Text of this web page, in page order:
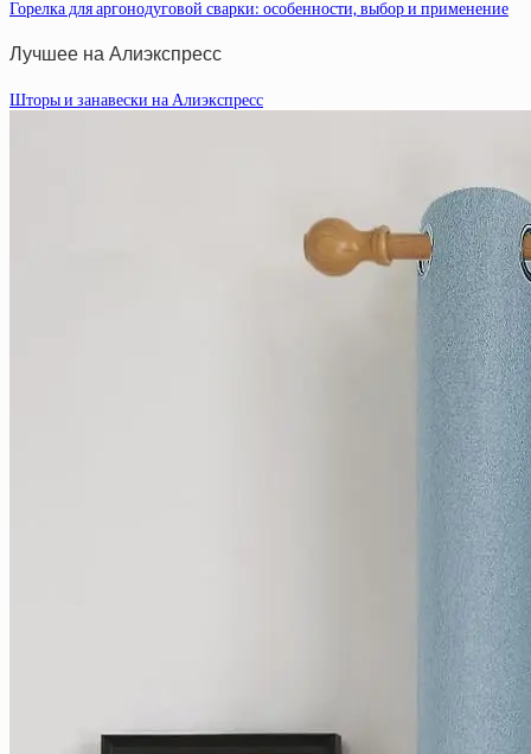
Горелка для аргонодуговой сварки: особенности, выбор и применение
Лучшее на Алиэкспресс
Шторы и занавески на Алиэкспресс